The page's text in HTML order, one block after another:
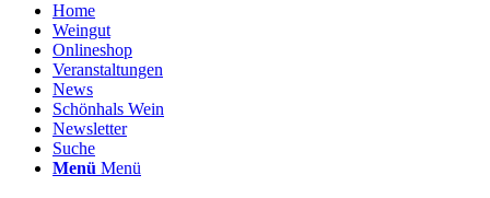
Home
Weingut
Onlineshop
Veranstaltungen
News
Schönhals Wein
Newsletter
Suche
Menü Menü